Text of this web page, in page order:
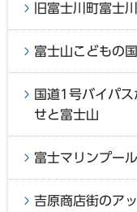
旧富士川町富士
富士山こどもの
国道1号バイパス
せと富士山
富士マリンプー
吉原商店街のア